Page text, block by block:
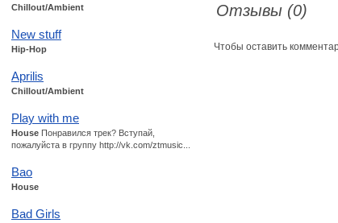
Chillout/Ambient
New stuff
Hip-Hop
Aprilis
Chillout/Ambient
Play with me
House Понравился трек? Вступай,
пожалуйста в группу http://vk.com/ztmusic...
Bao
House
Bad Girls
Отзывы (0)
Чтобы оставить